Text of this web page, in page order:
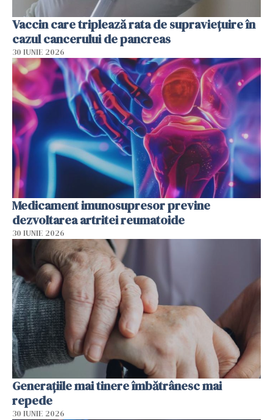
Vaccin care triplează rata de supraviețuire în
cazul cancerului de pancreas
30 IUNIE 2026
Medicament imunosupresor previne
dezvoltarea artritei reumatoide
30 IUNIE 2026
Generațiile mai tinere îmbătrânesc mai
repede
30 IUNIE 2026